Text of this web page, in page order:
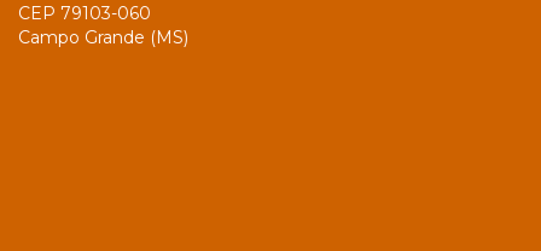
CEP 79103-060
Campo Grande (MS)